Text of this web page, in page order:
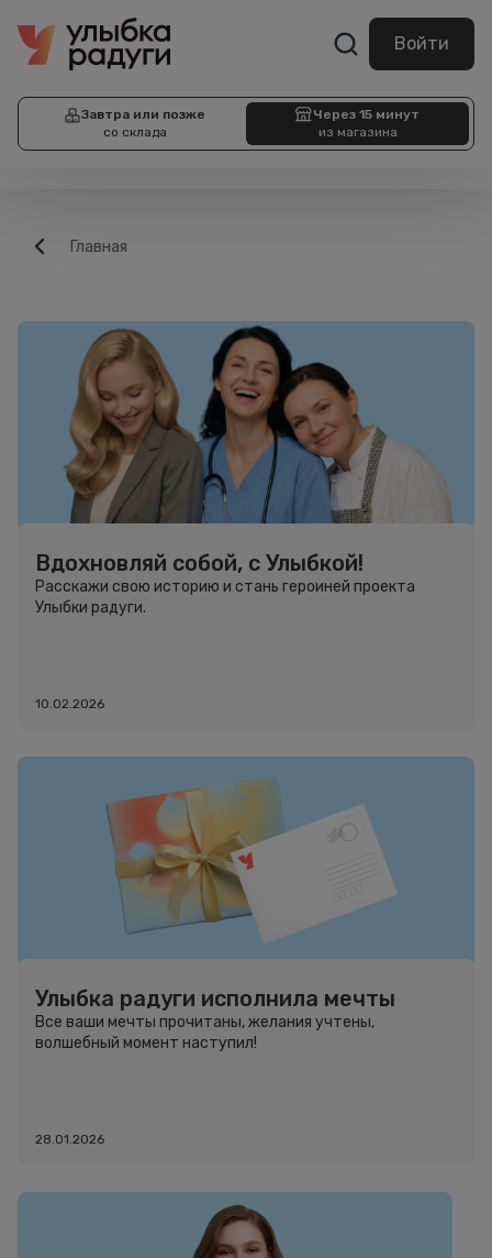
Войти
Завтра или позже
со склада
Через 15 минут
из магазина
Главная
Вдохновляй собой, с Улыбкой!
Расскажи свою историю и стань героиней проекта
Улыбки радуги.
10.02.2026
Улыбка радуги исполнила мечты
Все ваши мечты прочитаны, желания учтены,
волшебный момент наступил!
28.01.2026